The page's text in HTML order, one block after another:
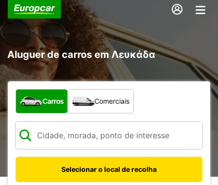
Aluguer de carros em Λευκάδα
Que tipo de veículo pretende?
Carros Comerciais
Selecionar o local de recolha